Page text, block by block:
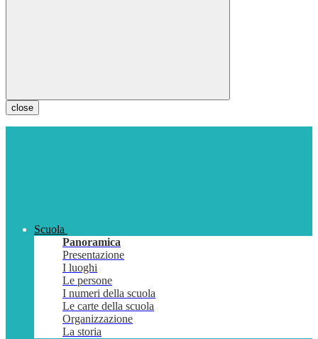
close
Scuola
Panoramica
Presentazione
I luoghi
Le persone
I numeri della scuola
Le carte della scuola
Organizzazione
La storia